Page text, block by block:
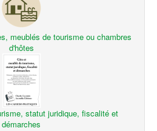
meublés de tourisme ou chambres
d'hôtes
statut juridique, fiscalité et
démarches